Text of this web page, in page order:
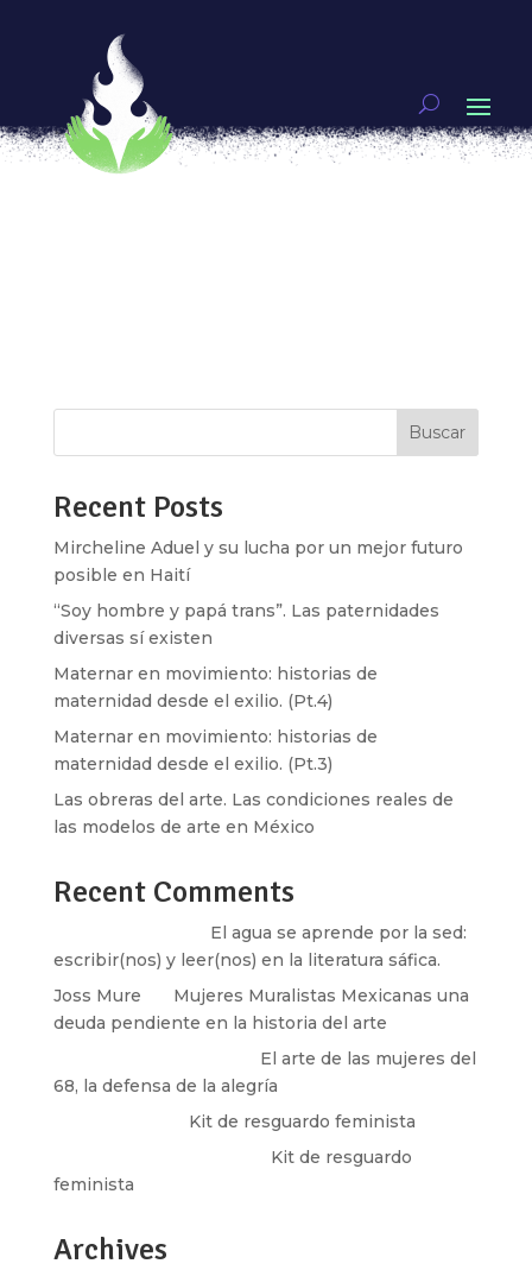
¡Luces, casco y acción! Rueda segura en bici
porUnx |Ago 1, 2019
La revolución se hace en
bici
[vc_row type=»in_container»
Buscar
Recent Posts
Mircheline Aduel y su lucha por un mejor futuro
posible en Haití
“Soy hombre y papá trans”. Las paternidades
diversas sí existen
Maternar en movimiento: historias de
maternidad desde el exilio. (Pt.4)
Maternar en movimiento: historias de
maternidad desde el exilio. (Pt.3)
Las obreras del arte. Las condiciones reales de
las modelos de arte en México
Recent Comments
El agua se aprende por la sed:
escribir(nos) y leer(nos) en la literatura sáfica.
Joss Mure
Mujeres Muralistas Mexicanas una
deuda pendiente en la historia del arte
El arte de las mujeres del
68, la defensa de la alegría
Kit de resguardo feminista
Kit de resguardo
feminista
Archives